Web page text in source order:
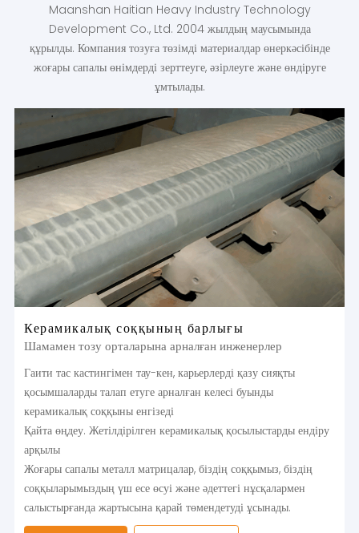
Maanshan Haitian Heavy Industry Technology
Development Co., Ltd. 2004 жылдың маусымында
құрылды. Компания тозуға төзімді материалдар өнеркәсібінде
жоғары сапалы өнімдерді зерттеуге, әзірлеуге және өндіруге
ұмтылады.
Керамикалық соққының барлығы
Шамамен тозу орталарына арналған инженерлер
Гаити тас кастингімен тау-кен, карьерлерді қазу сияқты
қосымшаларды талап етуге арналған келесі буынды
керамикалық соққыны енгізеді
Қайта өңдеу. Жетілдірілген керамикалық қосылыстарды ендіру
арқылы
Жоғары сапалы металл матрицалар, біздің соққымыз, біздің
соққыларымыздың үш есе өсуі және әдеттегі нұсқалармен
салыстырғанда жартысына қарай төмендетуді ұсынады.